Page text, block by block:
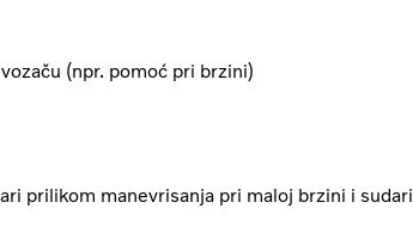
(npr. pomoć pri brzini)
prilikom manevrisanja pri maloj brzini i sudari